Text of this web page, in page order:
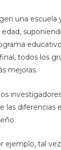
una
edad,
todos los
mejoras.
las diferencias
ejemplo, tal